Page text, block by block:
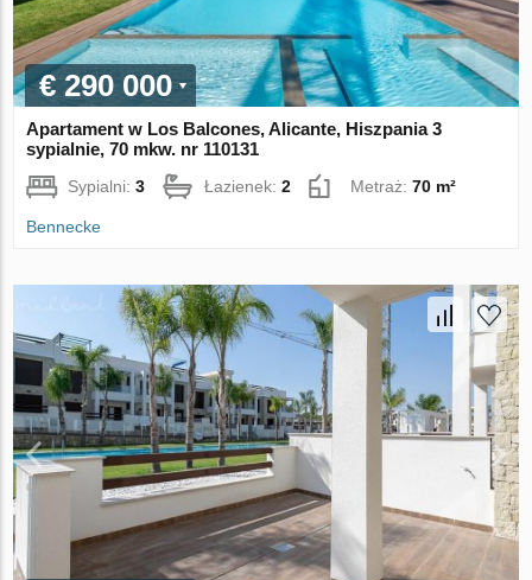
€ 290 000
Apartament w Los Balcones, Alicante, Hiszpania 3
sypialnie, 70 mkw. nr 110131
Sypialni:3 Łazienek:2 Metraż:70 m²
Bennecke